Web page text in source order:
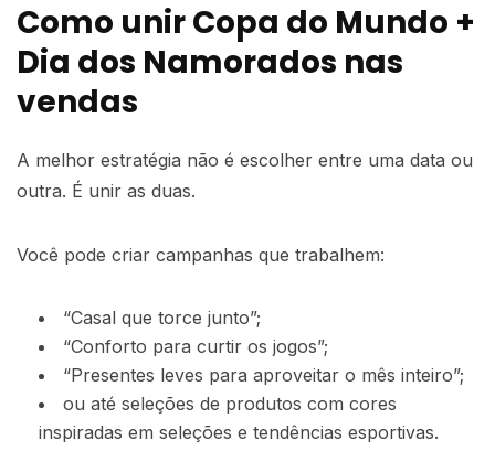
Como unir Copa do Mundo +
Dia dos Namorados nas
vendas
A melhor estratégia não é escolher entre uma data ou
outra. É unir as duas.
Você pode criar campanhas que trabalhem:
“Casal que torce junto”;
“Conforto para curtir os jogos”;
“Presentes leves para aproveitar o mês inteiro”;
ou até seleções de produtos com cores
inspiradas em seleções e tendências esportivas.